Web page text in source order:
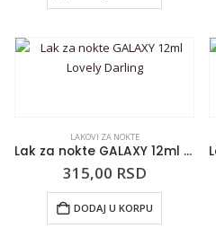
LAKOVI ZA NOKTE
Lak za nokte GALAXY 12ml Lovely Darling
315,00 RSD
DODAJ U KORPU